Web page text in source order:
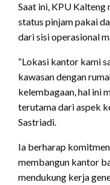
Saat ini, KPU Kalteng
status pinjam pakai
dari sisi operasional
“Lokasi kantor kami
kawasan dengan
kelembagaan, hal ini
terutama dari aspek
Sastriadi.
Ia berharap
membangun kantor
mendukung kerja